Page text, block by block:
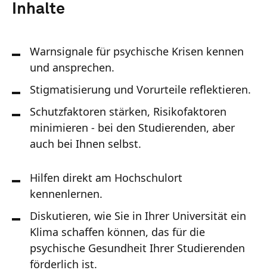
Inhalte
Warnsignale für psychische Krisen kennen
und ansprechen.
Stigmatisierung und Vorurteile reflektieren.
Schutzfaktoren stärken, Risikofaktoren
minimieren - bei den Studierenden, aber
auch bei Ihnen selbst.
Hilfen direkt am Hochschulort
kennenlernen.
Diskutieren, wie Sie in Ihrer Universität ein
Klima schaffen können, das für die
psychische Gesundheit Ihrer Studierenden
förderlich ist.